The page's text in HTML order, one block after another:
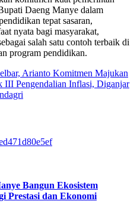
Daeng Manye dalam
tepat sasaran,
nyata bagi masyarakat,
salah satu contoh terbaik di
program pendidikan.
Arianto Komitmen Majukan
III Pengendalian Inflasi, Diganjar
Bangun Ekosistem
Prestasi dan Ekonomi